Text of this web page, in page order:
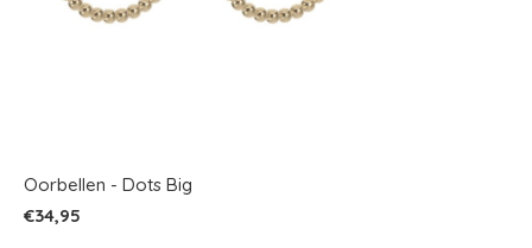
Oorbellen - Dots Big
€34,95